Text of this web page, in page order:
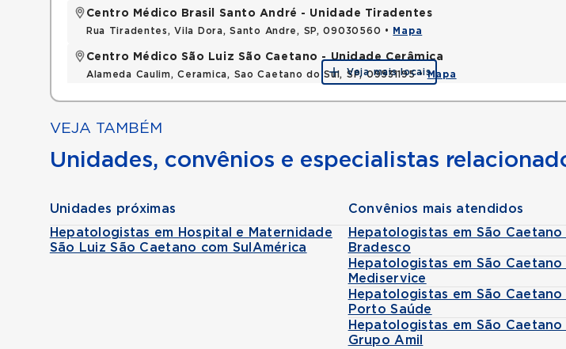
Centro Médico Brasil Santo André - Unidade Tiradentes
Rua Tiradentes, Vila Dora, Santo Andre, SP, 09030560 • Mapa
Centro Médico São Luiz São Caetano - Unidade Cerâmica
Alameda Caulim, Ceramica, Sao Caetano do Sul, SP, 09531195 •Mapa
Veja mais locais
VEJA TAMBÉM
Unidades, convênios e especialistas
Unidades próximas
Hepatologistas em Hospital e Maternidade
São Luiz São Caetano com SulAmérica
Convênios mais atendidos
Hepatologistas em São Caetano
Bradesco
Hepatologistas em São Caetano
Mediservice
Hepatologistas em São Caetano
Porto Saúde
Hepatologistas em São Caetano
Grupo Amil